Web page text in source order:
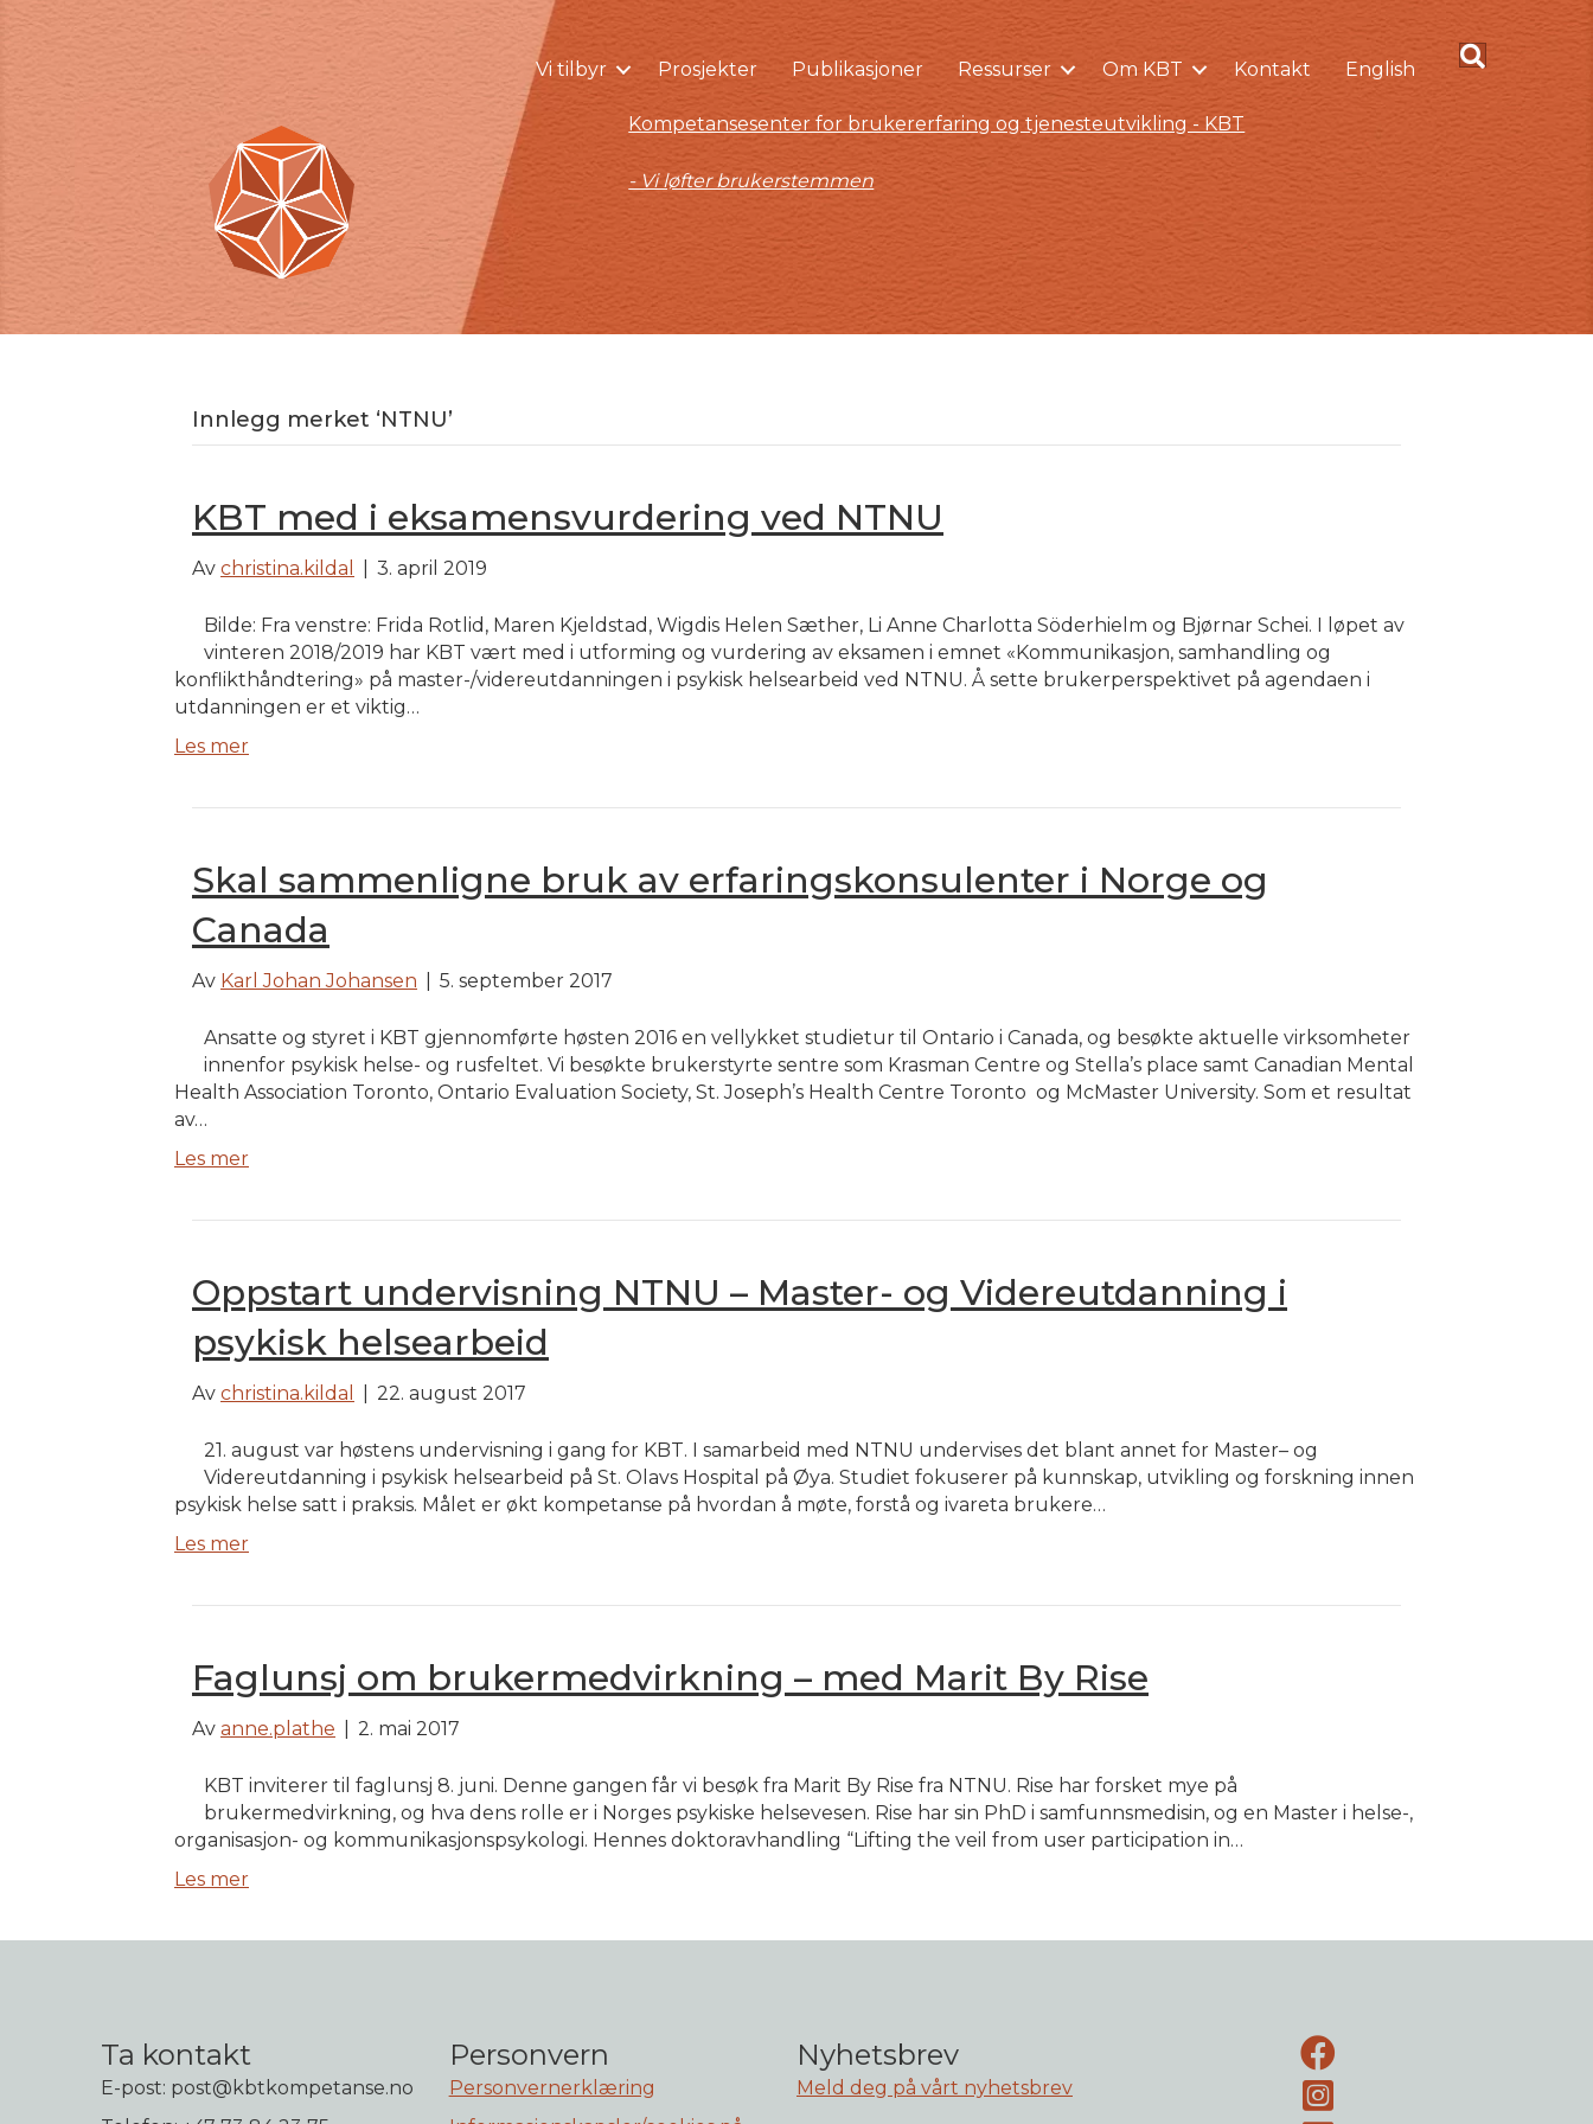
Vi tilbyr Prosjekter Publikasjoner Ressurser Om KBT Kontakt English
Kompetansesenter for brukererfaring og tjenesteutvikling - KBT
- Vi løfter brukerstemmen
Innlegg merket ‘NTNU’
KBT med i eksamensvurdering ved NTNU
Av christina.kildal 3. april 2019
Bilde: Fra venstre: Frida Rotlid, Maren Kjeldstad, Wigdis Helen Sæther, Li Anne Charlotta Söderhielm og Bjørnar Schei. I løpet av
vinteren 2018/2019 har KBT vært med i utforming og vurdering av eksamen i emnet «Kommunikasjon, samhandling og
konflikthåndtering» på master-/videreutdanningen i psykisk helsearbeid ved NTNU. Å sette brukerperspektivet på agendaen i
utdanningen er et viktig…
Les mer
Skal sammenligne bruk av erfaringskonsulenter i Norge og
Canada
Av Karl Johan Johansen 5. september 2017
Ansatte og styret i KBT gjennomførte høsten 2016 en vellykket studietur til Ontario i Canada, og besøkte aktuelle virksomheter
innenfor psykisk helse- og rusfeltet. Vi besøkte brukerstyrte sentre som Krasman Centre og Stella’s place samt Canadian Mental
Health Association Toronto, Ontario Evaluation Society, St. Joseph’s Health Centre Toronto og McMaster University. Som et resultat
av…
Les mer
Oppstart undervisning NTNU – Master- og Videreutdanning i
psykisk helsearbeid
Av christina.kildal 22. august 2017
21. august var høstens undervisning i gang for KBT. I samarbeid med NTNU undervises det blant annet for Master– og
Videreutdanning i psykisk helsearbeid på St. Olavs Hospital på Øya. Studiet fokuserer på kunnskap, utvikling og forskning innen
psykisk helse satt i praksis. Målet er økt kompetanse på hvordan å møte, forstå og ivareta brukere…
Les mer
Faglunsj om brukermedvirkning – med Marit By Rise
Av anne.plathe 2. mai 2017
KBT inviterer til faglunsj 8. juni. Denne gangen får vi besøk fra Marit By Rise fra NTNU. Rise har forsket mye på
brukermedvirkning, og hva dens rolle er i Norges psykiske helsevesen. Rise har sin PhD i samfunnsmedisin, og en Master i helse-,
organisasjon- og kommunikasjonspsykologi. Hennes doktoravhandling “Lifting the veil from user participation in…
Les mer
Ta kontakt
E-post: post@kbtkompetanse.no
Personvern
Personvernerklæring
Nyhetsbrev
Meld deg på vårt nyhetsbrev
Facebook-side
Instagram